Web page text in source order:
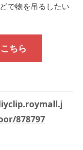
で物を吊るしたい
ちら
878797